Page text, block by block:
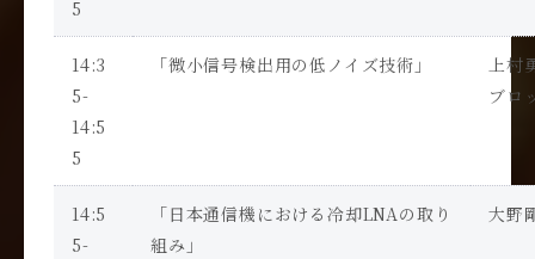
5
14:3
5-
14:5
5
「微小信号検出用の低ノイズ技術」
上村
ブロ
14:5
5-
「日本通信機における冷却LNAの取り
組み」
大野